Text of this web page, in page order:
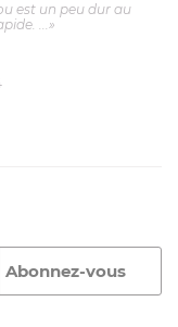
est un peu dur au
...»